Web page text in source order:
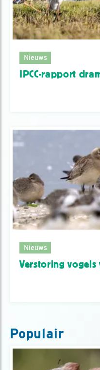
Nieuws
IPCC-rapport
Nieuws
Verstoring
Populair